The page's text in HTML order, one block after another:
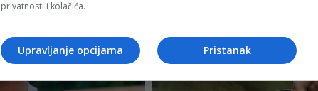
privatnosti i kolačića.
Pristanak
Upravljanje opcijama